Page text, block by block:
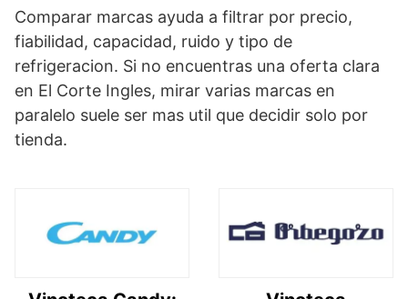
Comparar marcas ayuda a filtrar por precio,
fiabilidad, capacidad, ruido y tipo de
refrigeracion. Si no encuentras una oferta clara
en El Corte Ingles, mirar varias marcas en
paralelo suele ser mas util que decidir solo por
tienda.